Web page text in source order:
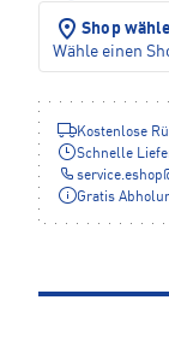
Shop
Wähle einen
Kostenlose
Schnelle
service.eshop
Gratis